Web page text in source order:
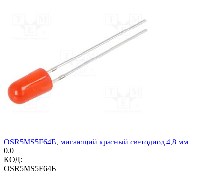
OSR5MS5F64B, мигающий красный светодиод 4,8 мм
0.0
КОД:
OSR5MS5F64B